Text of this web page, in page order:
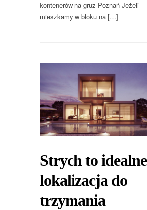
kontenerów na gruz Poznań Jeżeli
mieszkamy w bloku na […]
Strych to idealne
lokalizacja do
trzymania